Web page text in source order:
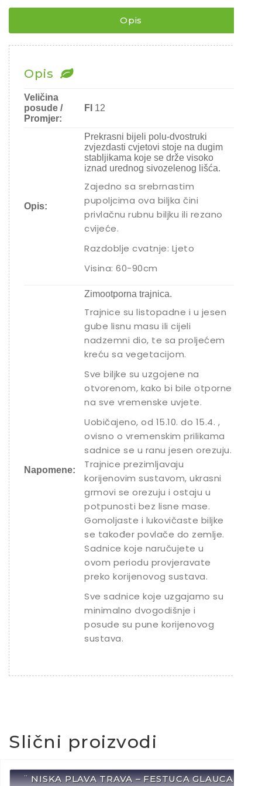
Ostalo sjeme
Opis
Opis
Veličina
posude /
Promjer:
FI 12
Opis:
Prekrasni bijeli polu-dvostruki
zvjezdasti cvjetovi stoje na dugim
stabljikama koje se drže visoko
iznad urednog sivozelenog lišća.
Zajedno sa srebrnastim
pupoljcima ova biljka čini
privlačnu rubnu biljku ili rezano
cvijeće.
Razdoblje cvatnje: Ljeto
Visina: 60-90cm
Napomene:
Zimootporna trajnica.
Trajnice su listopadne i u jesen
gube lisnu masu ili cijeli
nadzemni dio, te sa proljećem
kreću sa vegetacijom.
Sve biljke su uzgojene na
otvorenom, kako bi bile otporne
na sve vremenske uvjete.
Uobičajeno, od 15.10. do 15.4. ,
ovisno o vremenskim prilikama
sadnice se u ranu jesen orezuju.
Trajnice prezimljavaju
korijenovim sustavom, ukrasni
grmovi se orezuju i ostaju u
potpunosti bez lisne mase.
Gomoljaste i lukovičaste biljke
se također povlače do zemlje.
Sadnice koje naručujete u
ovom periodu provjeravate
preko korijenovog sustava.
Sve sadnice koje uzgajamo su
minimalno dvogodišnje i
posude su pune korijenovog
sustava.
Slični proizvodi
¨ NISKA PLAVA TRAVA – FESTUCA GLAUCA /